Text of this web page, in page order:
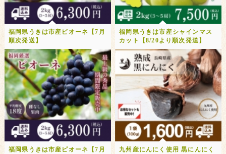
福岡県うきは市産ピオーネ【7月
順次発送】
福岡県うきは市産シャインマス
カット【8/20より順次発送】
福岡県うきは市産ピオーネ【7月
九州産にんにく使用 黒にんにく